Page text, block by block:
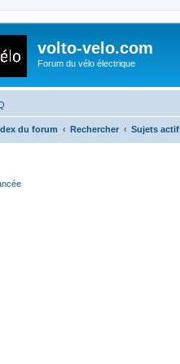
volto-velo.com
Forum du vélo électrique
du forum Rechercher Sujets